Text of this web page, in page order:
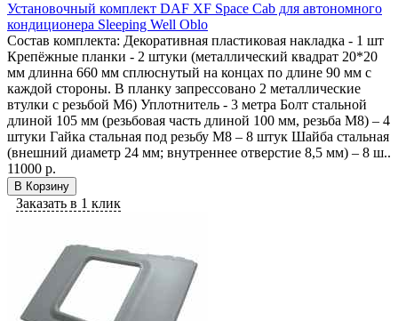
Установочный комплект DAF XF Space Cab для автономного
кондиционера Sleeping Well Oblo
Состав комплекта: Декоративная пластиковая накладка - 1 шт
Крепёжные планки - 2 штуки (металлический квадрат 20*20
мм длинна 660 мм сплюснутый на концах по длине 90 мм с
каждой стороны. В планку запрессовано 2 металлические
втулки с резьбой М6) Уплотнитель - 3 метра Болт стальной
длиной 105 мм (резьбовая часть длиной 100 мм, резьба М8) – 4
штуки Гайка стальная под резьбу М8 – 8 штук Шайба стальная
(внешний диаметр 24 мм; внутреннее отверстие 8,5 мм) – 8 ш..
11000 р.
В Корзину
Заказать в 1 клик